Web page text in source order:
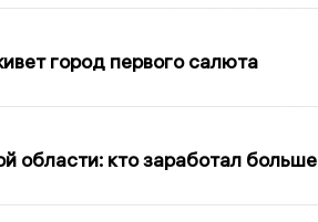
город первого салюта
области: кто заработал больше